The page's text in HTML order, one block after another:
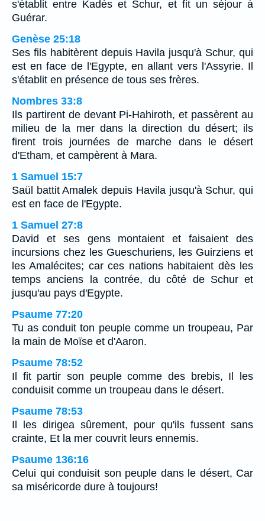
s'établit entre Kadès et Schur, et fit un séjour à
Guérar.
Genèse 25:18
Ses fils habitèrent depuis Havila jusqu'à Schur, qui
est en face de l'Egypte, en allant vers l'Assyrie. Il
s'établit en présence de tous ses frères.
Nombres 33:8
Ils partirent de devant Pi-Hahiroth, et passèrent au
milieu de la mer dans la direction du désert; ils
firent trois journées de marche dans le désert
d'Etham, et campèrent à Mara.
1 Samuel 15:7
Saül battit Amalek depuis Havila jusqu'à Schur, qui
est en face de l'Egypte.
1 Samuel 27:8
David et ses gens montaient et faisaient des
incursions chez les Gueschuriens, les Guirziens et
les Amalécites; car ces nations habitaient dès les
temps anciens la contrée, du côté de Schur et
jusqu'au pays d'Egypte.
Psaume 77:20
Tu as conduit ton peuple comme un troupeau, Par
la main de Moïse et d'Aaron.
Psaume 78:52
Il fit partir son peuple comme des brebis, Il les
conduisit comme un troupeau dans le désert.
Psaume 78:53
Il les dirigea sûrement, pour qu'ils fussent sans
crainte, Et la mer couvrit leurs ennemis.
Psaume 136:16
Celui qui conduisit son peuple dans le désert, Car
sa miséricorde dure à toujours!